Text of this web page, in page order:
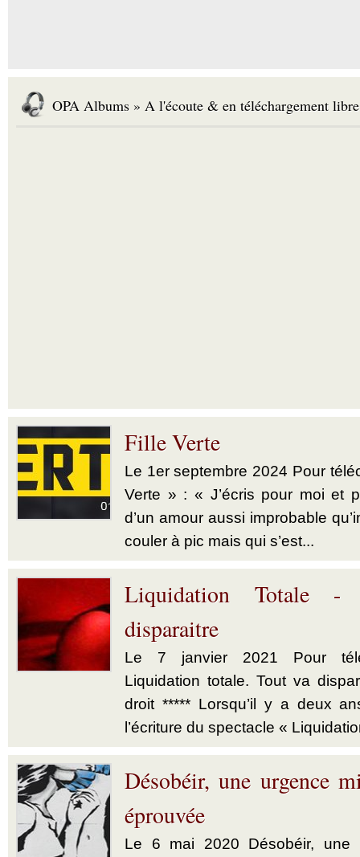
OPA Albums » A l'écoute & en téléchargement
Fille Verte
Le 1er septembre 2024 Pour
Verte » : « J’écris pour moi et
d’un amour aussi improbable
couler à pic mais qui s’est...
Liquidation Totale
disparaitre
Le 7 janvier 2021 Pour
Liquidation totale. Tout va
droit ***** Lorsqu’il y a deux
l’écriture du spectacle «
Désobéir, une urgence
éprouvée
Le 6 mai 2020 Désobéir, une